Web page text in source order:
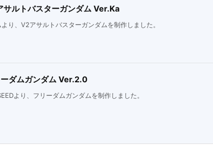
ルトバスターガンダム Ver.Ka
り、V2アサルトバスターガンダムを制作しました。
ダムガンダム Ver.2.0
より、フリーダムガンダムを制作しました。